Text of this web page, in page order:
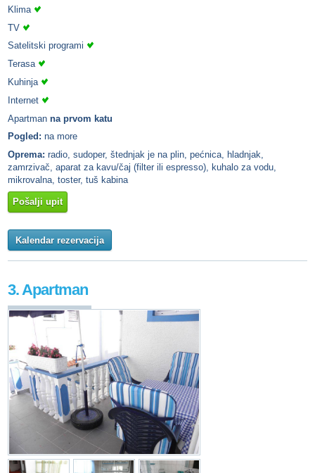
Klima
TV
Satelitski programi
Terasa
Kuhinja
Internet
Apartman na prvom katu
Pogled: na more
Oprema: radio, sudoper, štednjak je na plin, pećnica, hladnjak,
zamrzivač, aparat za kavu/čaj (filter ili espresso), kuhalo za vodu,
mikrovalna, toster, tuš kabina
Pošalji upit
Kalendar rezervacija
3. Apartman